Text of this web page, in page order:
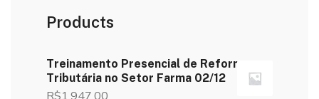
Products
Treinamento Presencial de Reforma
Tributária no Setor Farma 02/12
R$1.947,00